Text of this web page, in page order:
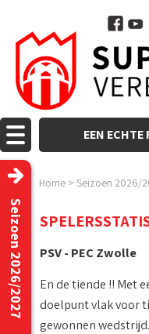
EEN ECHTE
Home > Seizoen 2026/
Seizoen 2026/2027 PSV - PEC Zwolle
En de tiende !! Met
doelpunt vlak voor
gewonnen